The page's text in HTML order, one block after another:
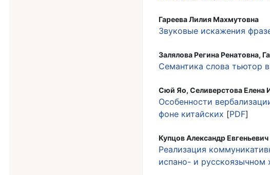
Гареева Лилия Махмутовна
Звуковые искажения
Залялова Регина Ренатовна,
Семантика слова тьютор
Сюй Яо, Селиверстова Елена
Особенности
фоне китайских [PDF]
Купцов Александр Евгеньевич
Реализация
испано- и русскоязычном